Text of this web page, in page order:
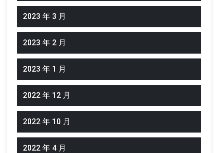
2023 年 3 月
2023 年 2 月
2023 年 1 月
2022 年 12 月
2022 年 10 月
2022 年 4 月